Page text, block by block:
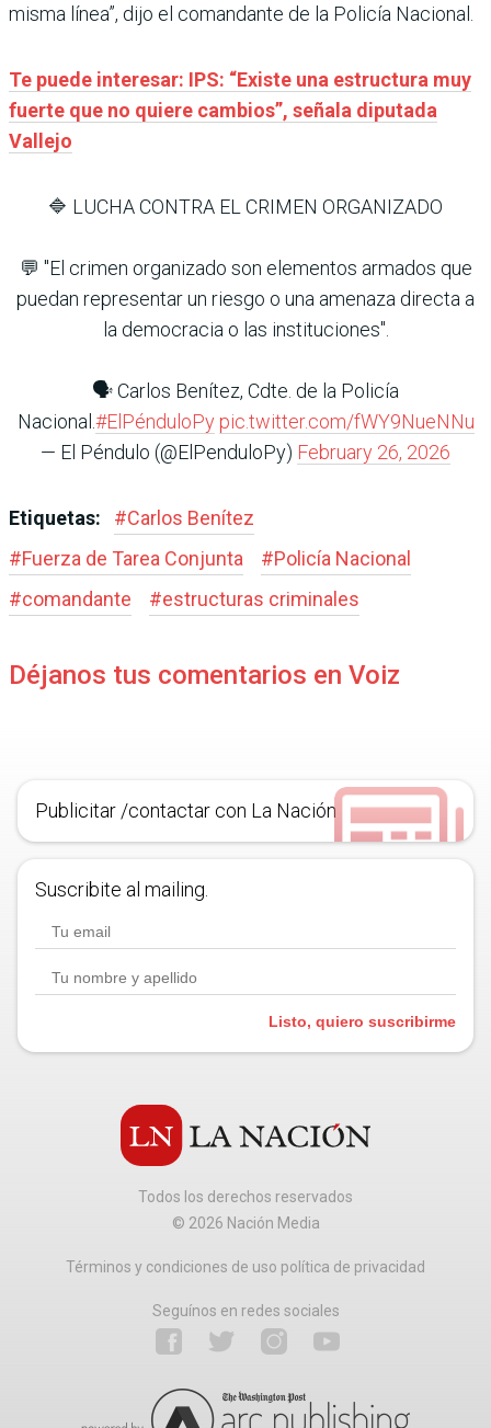
misma línea”, dijo el comandante de la Policía Nacional.
Te puede interesar: IPS: “Existe una estructura muy
fuerte que no quiere cambios”, señala diputada
Vallejo
🔷 LUCHA CONTRA EL CRIMEN ORGANIZADO
💬 "El crimen organizado son elementos armados que
puedan representar un riesgo o una amenaza directa a
la democracia o las instituciones".
🗣️ Carlos Benítez, Cdte. de la Policía
Nacional. #ElPénduloPy pic.twitter.com/fWY9NueNNu
— El Péndulo (@ElPenduloPy) February 26, 2026
Etiquetas: #Carlos Benítez
#Fuerza de Tarea Conjunta #Policía Nacional
#comandante #estructuras criminales
Déjanos tus comentarios en Voiz
Publicitar /contactar con La Nación
Suscribite al mailing.
Listo, quiero suscribirme
Todos los derechos reservados
© 2026 Nación Media
Términos y condiciones de uso política de privacidad
Seguínos en redes sociales